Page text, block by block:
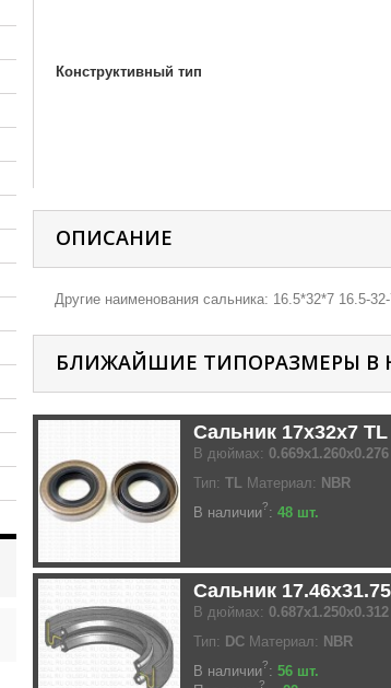
Конструктивный тип
ОПИСАНИЕ
Другие наименования сальника: 16.5*32*7 16.5-
БЛИЖАЙШИЕ ТИПОРАЗМЕРЫ В
Сальник 17x32x7
В дюймах: 0.669x1.260x0.276
Тип: TL Материал: NBR
В наличии?: 48 шт.
Сальник
В дюймах: 0.687x1.250x0.312
Тип: DC Материал: NBR
В наличии?: 56 шт.
?